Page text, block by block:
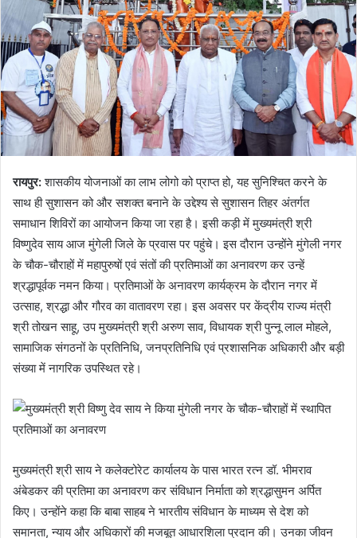
रायपुर:शासकीय योजनाओं का लाभ लोगो को प्राप्त हो, यह सुनिश्चित करने के
साथ ही सुशासन को और सशक्त बनाने के उद्देश्य से सुशासन तिहर अंतर्गत
समाधान शिविरों का आयोजन किया जा रहा है। इसी कड़ी में मुख्यमंत्री श्री
विष्णुदेव साय आज मुंगेली जिले के प्रवास पर पहुंचे। इस दौरान उन्होंने मुंगेली नगर
के चौक-चौराहों में महापुरुषों एवं संतों की प्रतिमाओं का अनावरण कर उन्हें
श्रद्धापूर्वक नमन किया। प्रतिमाओं के अनावरण कार्यक्रम के दौरान नगर में
उत्साह, श्रद्धा और गौरव का वातावरण रहा। इस अवसर पर केंद्रीय राज्य मंत्री
श्री तोखन साहू, उप मुख्यमंत्री श्री अरुण साव, विधायक श्री पुन्नू लाल मोहले,
सामाजिक संगठनों के प्रतिनिधि, जनप्रतिनिधि एवं प्रशासनिक अधिकारी और बड़ी
संख्या में नागरिक उपस्थित रहे।
मुख्यमंत्री श्री साय ने कलेक्टोरेट कार्यालय के पास भारत रत्न डॉ. भीमराव
अंबेडकर की प्रतिमा का अनावरण कर संविधान निर्माता को श्रद्धासुमन अर्पित
किए। उन्होंने कहा कि बाबा साहब ने भारतीय संविधान के माध्यम से देश को
समानता, न्याय और अधिकारों की मजबूत आधारशिला प्रदान की। उनका जीवन